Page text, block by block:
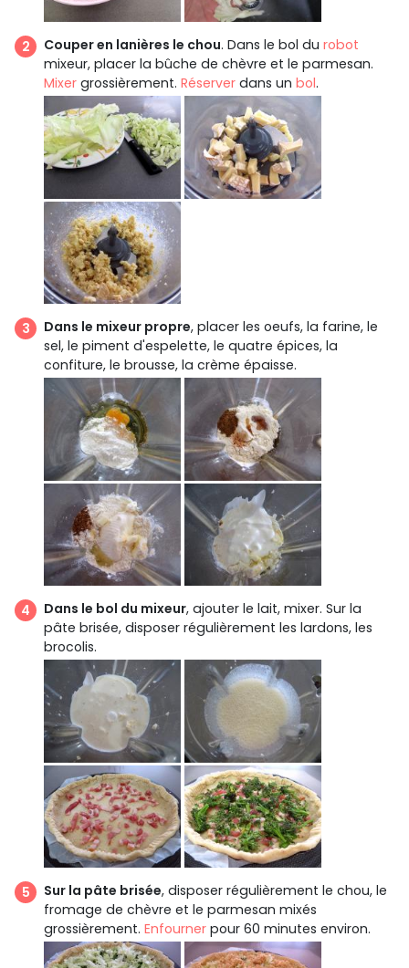
Couper en lanières le chou. Dans le bol du robot
mixeur, placer la bûche de chèvre et le parmesan.
Mixer grossièrement. Réserver dans un bol.
Dans le mixeur propre, placer les oeufs, la farine, le
sel, le piment d'espelette, le quatre épices, la
confiture, le brousse, la crème épaisse.
Dans le bol du mixeur, ajouter le lait, mixer. Sur la
pâte brisée, disposer régulièrement les lardons, les
brocolis.
Sur la pâte brisée, disposer régulièrement le chou, le
fromage de chèvre et le parmesan mixés
grossièrement. Enfourner pour 60 minutes environ.